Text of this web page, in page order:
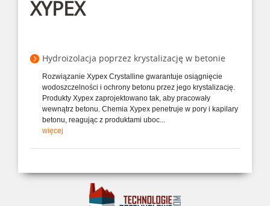
XYPEX
Hydroizolacja poprzez krystalizację w betonie
Rozwiązanie Xypex Crystalline gwarantuje osiągnięcie
wodoszczelności i ochrony betonu przez jego krystalizację.
Produkty Xypex zaprojektowano tak, aby pracowały
wewnątrz betonu. Chemia Xypex penetruje w pory i kapilary
betonu, reagując z produktami uboc...
więcej